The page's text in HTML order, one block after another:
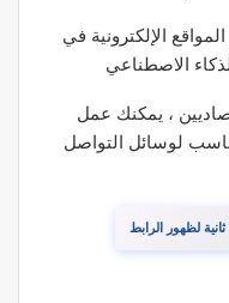
الإلكترونية في
الاصطناعي
، يمكنك عمل
مناسب لوسائل التواصل
ثانية لظهور الرابط